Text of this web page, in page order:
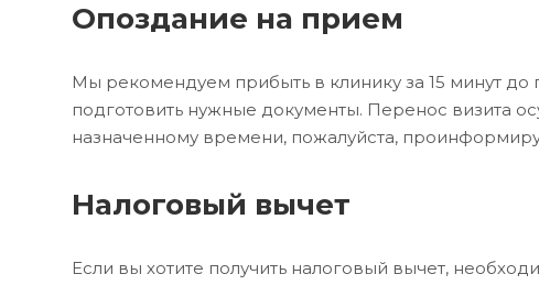
Опоздание на прием
Мы рекомендуем прибыть в клинику за 15 минут до
подготовить нужные документы. Перенос визита
назначенному времени, пожалуйста,
Налоговый вычет
Если вы хотите получить налоговый вычет,